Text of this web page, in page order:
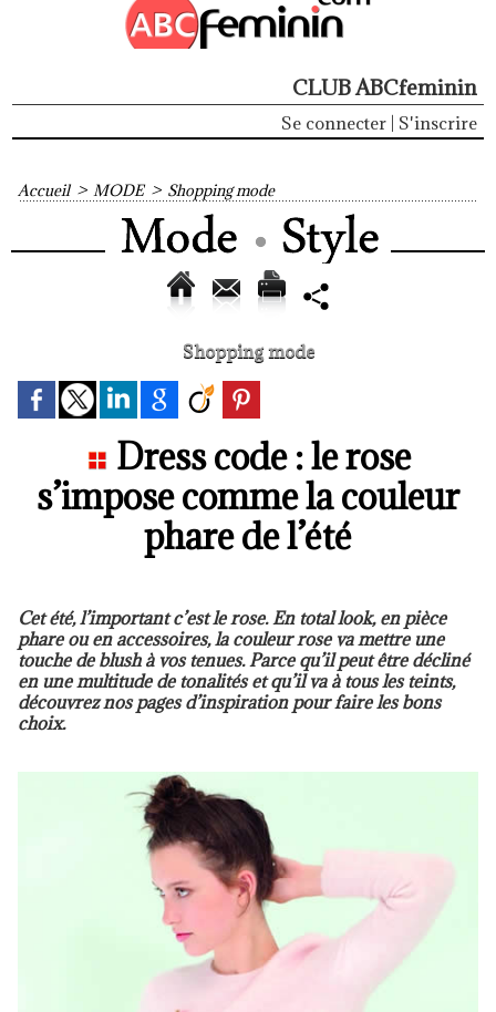
CLUB ABCfeminin
Se connecter S'inscrire
Accueil > MODE > Shopping mode
Shopping mode
Dress code : le rose
s’impose comme la couleur
phare de l’été
Cet été, l’important c’est le rose. En total look, en pièce
phare ou en accessoires, la couleur rose va mettre une
touche de blush à vos tenues. Parce qu’il peut être décliné
en une multitude de tonalités et qu’il va à tous les teints,
découvrez nos pages d’inspiration pour faire les bons
choix.